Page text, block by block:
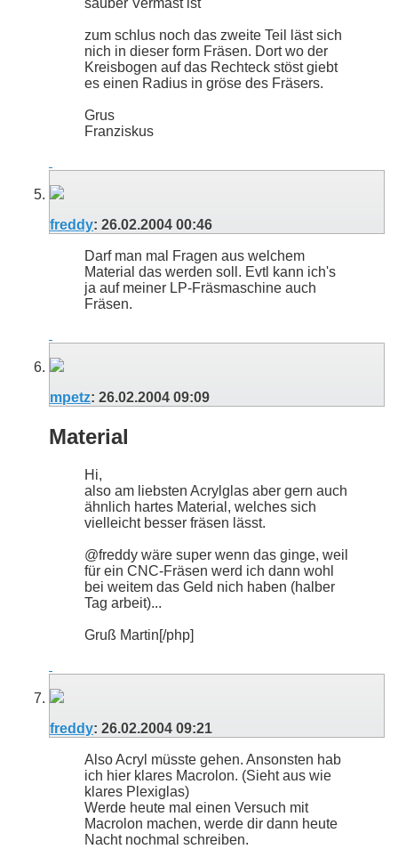
sauber Vermast ist
zum schlus noch das zweite Teil läst sich
nich in dieser form Fräsen. Dort wo der
Kreisbogen auf das Rechteck stöst giebt
es einen Radius in gröse des Fräsers.
Grus
Franziskus
freddy: 26.02.2004 00:46
Darf man mal Fragen aus welchem
Material das werden soll. Evtl kann ich's
ja auf meiner LP-Fräsmaschine auch
Fräsen.
mpetz: 26.02.2004 09:09
Material
Hi,
also am liebsten Acrylglas aber gern auch
ähnlich hartes Material, welches sich
vielleicht besser fräsen lässt.
@freddy wäre super wenn das ginge, weil
für ein CNC-Fräsen werd ich dann wohl
bei weitem das Geld nich haben (halber
Tag arbeit)...
Gruß Martin[/php]
freddy: 26.02.2004 09:21
Also Acryl müsste gehen. Ansonsten hab
ich hier klares Macrolon. (Sieht aus wie
klares Plexiglas)
Werde heute mal einen Versuch mit
Macrolon machen, werde dir dann heute
Nacht nochmal schreiben.